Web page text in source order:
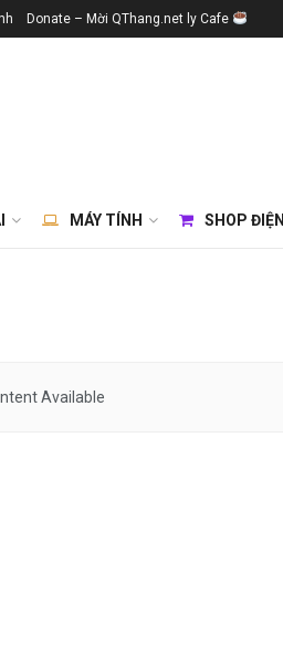
Donate – Mời QThang.net ly Cafe
MÁY TÍNH SHOP ĐIỆN
Available